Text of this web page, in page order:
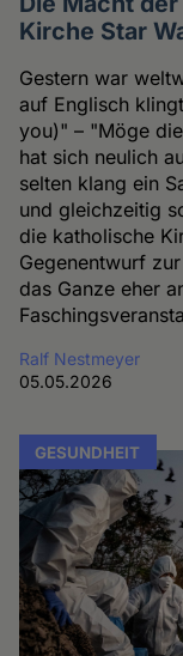
Kirche Star
Gestern war
auf Englisch
you)" – "Möge
hat sich neulich
selten klang ein
und gleichzeitig
die katholische
Gegenentwurf
das Ganze eher
Ralf Nestmeyer
05.05.2026
GESUNDHEIT